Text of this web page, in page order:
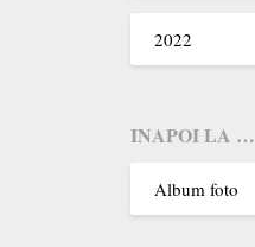
2022
INAPOI LA …
Album foto